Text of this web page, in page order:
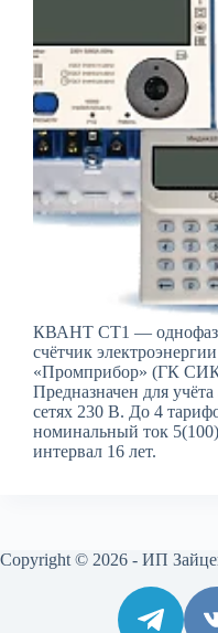
КВАНТ СТ1 —
счётчик
«Промприбор» (ГК
Предназначен для
сетях 230 В. До 4
номинальный ток
интервал 16 лет.
Copyright © 2026 - ИП